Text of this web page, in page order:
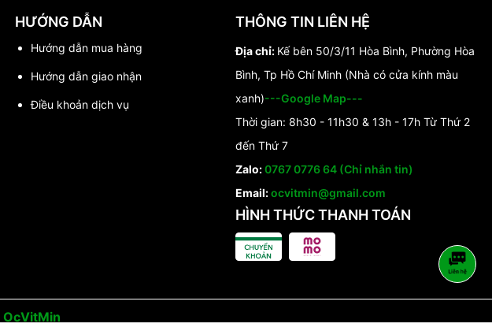
HƯỚNG DẪN
Hướng dẫn mua hàng
Hướng dẫn giao nhận
Điều khoản dịch vụ
THÔNG TIN LIÊN HỆ
Địa chỉ: Kế bên 50/3/11 Hòa Bình, Phường Hòa
Bình, Tp Hồ Chí Minh (Nhà có cửa kính màu
xanh)---Google Map---
Thời gian: 8h30 - 11h30 & 13h - 17h Từ Thứ 2
đến Thứ 7
Zalo:0767 0776 64 (Chỉ nhắn tin)
Email:ocvitmin@gmail.com
HÌNH THỨC THANH TOÁN
OcVitMin